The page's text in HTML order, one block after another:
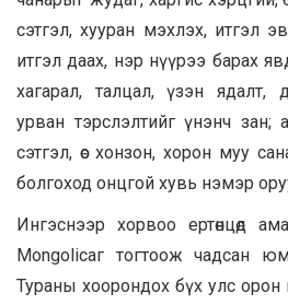
сэтгэл, хууран мэхлэх, итгэл
итгэл даах, нэр нүүрээ барах
хагарал, талцал, үзэн ядалт,
урван тэрслэлтийг үнэнч зан;
сэтгэл, өс хонзон, хорон муу
болгоход онцгой хувь нэмэр
Ингэснээр хорвоо ертөнцөд
Mongolicaг тогтоож чадсан
Тураны хоорондох бүх улс